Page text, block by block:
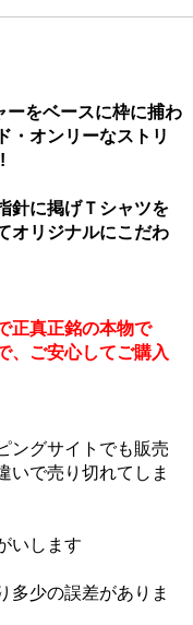
ーをベースに枠に捕わ
・オンリーなストリ
針に掲げＴシャツを
オリジナルにこだわ
正真正銘の本物で
ご安心してご購入
ングサイトでも販売
いで売り切れてしま
いします
多少の誤差がありま